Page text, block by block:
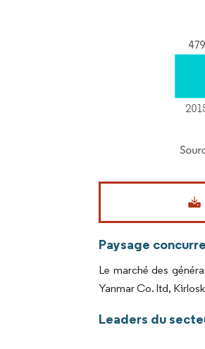
Image © Mordor
Paysage
Le marché des
Yanmar Co. ltd,
Leaders du